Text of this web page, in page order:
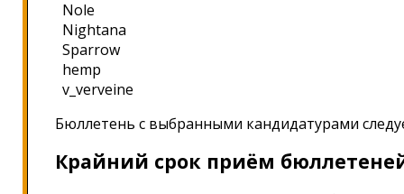
Nole
Nightana
Sparrow
hemp
v_verveine
Бюллетень с выбранными кандидатурами
Крайний срок приём